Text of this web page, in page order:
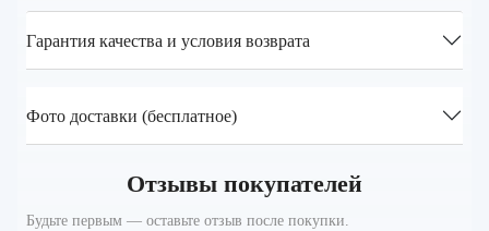
Гарантия качества и условия возврата
Фото доставки (бесплатное)
Отзывы покупателей
Будьте первым — оставьте отзыв после покупки.